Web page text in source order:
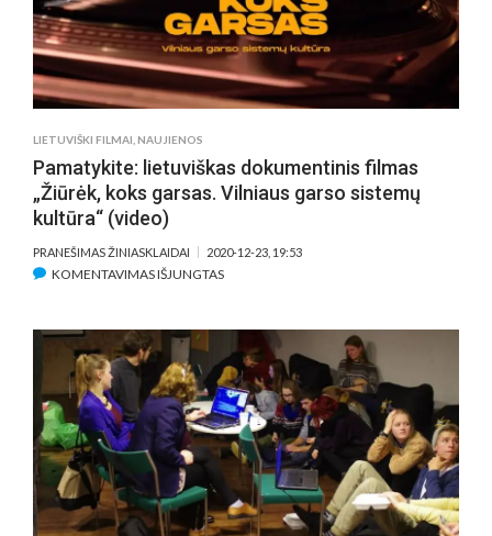
„ĄŽUOLO“
APDOVANOJIMŲ
FORMATAS
LIETUVIŠKI FILMAI NAUJIENOS
Pamatykite: lietuviškas dokumentinis filmas
„Žiūrėk, koks garsas. Vilniaus garso sistemų
kultūra“ (video)
PRANEŠIMAS ŽINIASKLAIDAI 2020-12-23, 19:53
KOMENTAVIMAS IŠJUNGTASĮRAŠE
FILMAS
„ŽIŪRĖK,
KOKS
GARSAS.
VILNIAUS
GARSO
SISTEMŲ
KULTŪRA“